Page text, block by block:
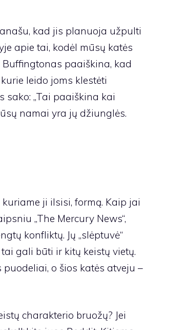
kad jis planuoja užpulti
apie tai, kodėl mūsų katės
paaiškina, kad
leido joms klestėti
sako: „Tai paaiškina kai
namai yra jų džiunglės.
ji ilsisi, formą. Kaip jai
„The Mercury News“,
konfliktų. Jų „slėptuvė“
gali būti ir kitų keistų vietų.
o šios katės atveju –
charakterio bruožų? Jei